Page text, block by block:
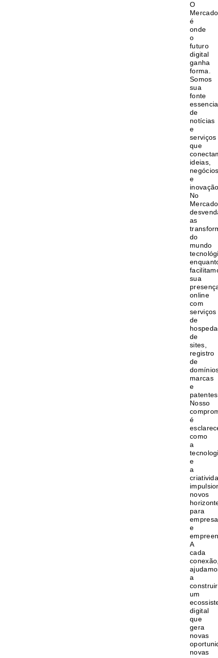
O
é
onde
o
futuro
digital
ganha
forma.
Somos
sua
fonte
de
notícias
e
serviços
que
ideias,
e
No
as
do
mundo
sua
online
com
serviços
de
de
sites,
registro
de
marcas
e
Nosso
é
como
a
e
a
novos
para
e
A
cada
a
construir
um
digital
que
gera
novas
novas